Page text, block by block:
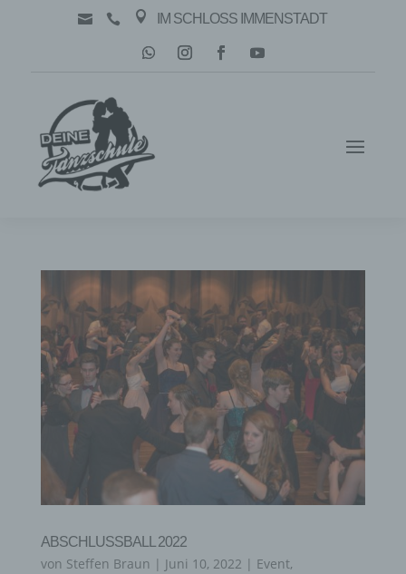
   IM SCHLOSS IMMENSTADT
ABSCHLUSSBALL 2022
von Steffen Braun | Juni 10, 2022 | Event,